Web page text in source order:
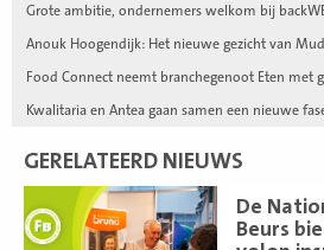
Grote ambitie, ondernemers welkom bij
Anouk Hoogendijk: Het nieuwe gezicht van
Food Connect neemt branchegenoot Eten met
Kwalitaria en Antea gaan samen een nieuwe
GERELATEERD NIEUWS
De
Beurs
meer